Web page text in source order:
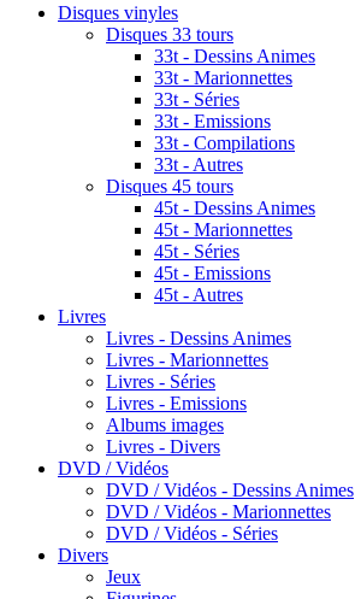
Disques vinyles
Disques 33 tours
33t - Dessins Animes
33t - Marionnettes
33t - Séries
33t - Emissions
33t - Compilations
33t - Autres
Disques 45 tours
45t - Dessins Animes
45t - Marionnettes
45t - Séries
45t - Emissions
45t - Autres
Livres
Livres - Dessins Animes
Livres - Marionnettes
Livres - Séries
Livres - Emissions
Albums images
Livres - Divers
DVD / Vidéos
DVD / Vidéos - Dessins Animes
DVD / Vidéos - Marionnettes
DVD / Vidéos - Séries
Divers
Jeux